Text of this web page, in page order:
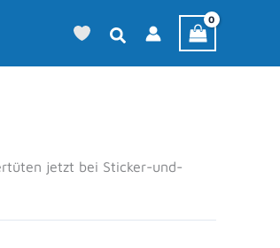
jetzt bei Sticker-und-